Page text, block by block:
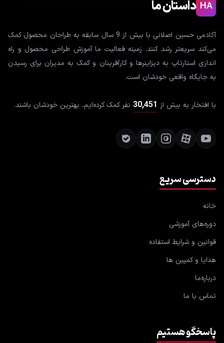
HA داستان ما
آکادمی حسین اصلانی با بیش از 9 سال سابقه به طراحان محصول کمک
می‌کند سریعتر رشد کنند. زمینه فعالیت ما آموزش طراحی محصول و راه
اندازی استارتاپ به دیزاینرها و کارآفرینان و کمک به مدیران برای رسیدن
به جایگاه واقعی خودشان است.
با افتخار به بیش از 30,451 نفر کمک کرده‌ایم، بهترین خودشان باشند.
دسترسی سریع
خانه
دوره‌های آموزشی
قوانین و شرایط استفاده
هدایا و کمپین ها
درباره‌ما
تماس با ما
پاسخگو هستیم